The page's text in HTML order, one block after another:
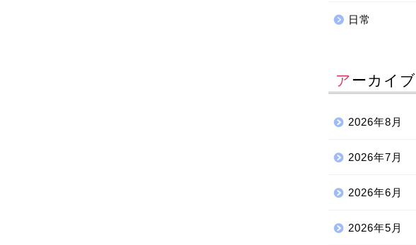
日常
アーカイブ
2026年8月
2026年7月
2026年6月
2026年5月